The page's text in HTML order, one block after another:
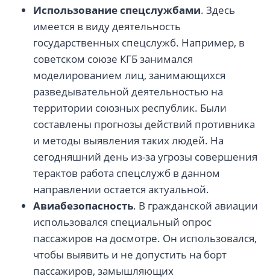
Использование спецслужбами. Здесь
имеется в виду деятельность
государственных спецслужб. Например, в
советском союзе КГБ занимался
моделированием лиц, занимающихся
разведывательной деятельностью на
территории союзных республик. Были
составлены прогнозы действий противника
и методы выявления таких людей. На
сегодняшний день из-за угрозы совершения
терактов работа спецслужб в данном
направлении остается актуальной.
Авиабезопасность. В гражданской авиации
использовался специальный опрос
пассажиров на досмотре. Он использовался,
чтобы выявить и не допустить на борт
пассажиров, замышляющих